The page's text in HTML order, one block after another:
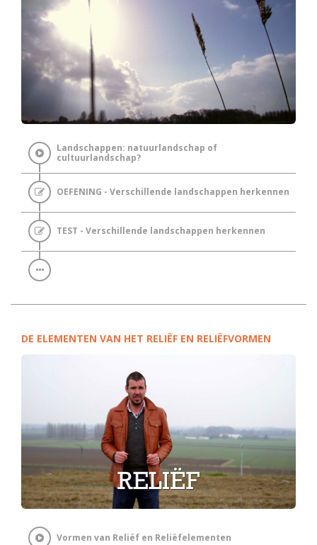
Landschappen: natuurlandschap of
cultuurlandschap?
OEFENING - Verschillende landschappen herkennen
TEST - Verschillende landschappen herkennen
DE ELEMENTEN VAN HET RELIËF EN RELIËFVORMEN
Vormen van Reliëf en Reliëfelementen